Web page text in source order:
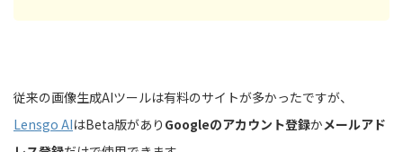
従来の画像生成AIツールは有料のサイトが多かったですが、
Lensgo AIはBeta版があり Googleのアカウント登録かメールアド